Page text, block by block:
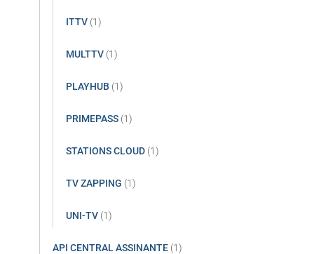
ITTV (1)
MULTTV (1)
PLAYHUB (1)
PRIMEPASS (1)
STATIONS CLOUD (1)
TV ZAPPING (1)
UNI-TV (1)
API CENTRAL ASSINANTE (1)